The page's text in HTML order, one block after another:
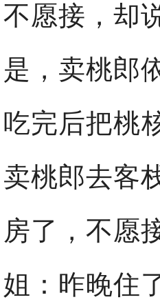
不愿接，却
是，卖桃郎
吃完后把桃
卖桃郎去客
房了，不愿
姐：昨晚住